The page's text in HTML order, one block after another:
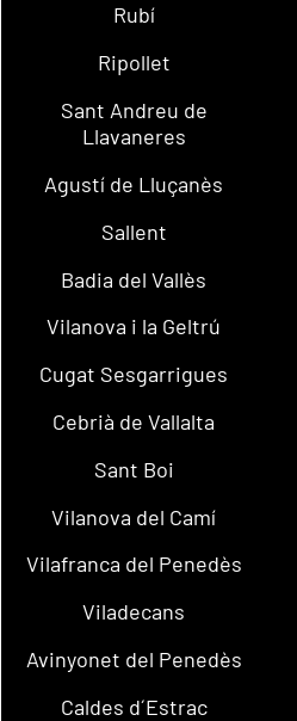
Rubí
Ripollet
Sant Andreu de
Llavaneres
Agustí de Lluçanès
Sallent
Badia del Vallès
Vilanova i la Geltrú
Cugat Sesgarrigues
Cebrià de Vallalta
Sant Boi
Vilanova del Camí
Vilafranca del Penedès
Viladecans
Avinyonet del Penedès
Caldes d´Estrac